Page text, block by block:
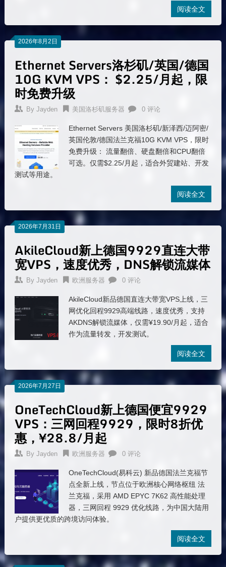
阅读全文
2026年8月2日
Ethernet Servers洛杉矶/英国/德国
10G KVM VPS： $2.25/月起，限
时免费升级
By Jayden 美国洛杉矶服务器 0 评论
Ethernet Servers 美国洛杉矶/新泽西/迈阿密/
英国伦敦/德国法兰克福10G KVM VPS，限时
免费升级： 流量翻倍、硬盘翻倍和CPU翻倍
可选。仅需$2.25/月起，适合外贸建站、开发
测试等用途。
阅读全文
2026年7月31日
AkileCloud新上德国9929直连大带
宽VPS，速度优秀，DNS解锁流媒体
By Jayden 欧洲服务器 0 评论
AkileCloud新品德国直连大带宽VPS上线，三
网优化回程9929高端线路，速度优秀，支持
AKDNS解锁流媒体，仅需¥19.90/月起，适合
作为流量转发，开发测试。
阅读全文
2026年7月27日
OneTechCloud新上德国便宜9929
VPS：三网回程9929，限时8折优
惠，¥28.8/月起
By Jayden 欧洲服务器 0 评论
OneTechCloud(易科云) 新品德国法兰克福节
点全新上线，节点位于欧洲核心网络枢纽 法
兰克福，采用 AMD EPYC 7K62 高性能处理
器，三网回程 9929 优化线路，为中国大陆用
户提供更优质的跨境访问体验。
阅读全文